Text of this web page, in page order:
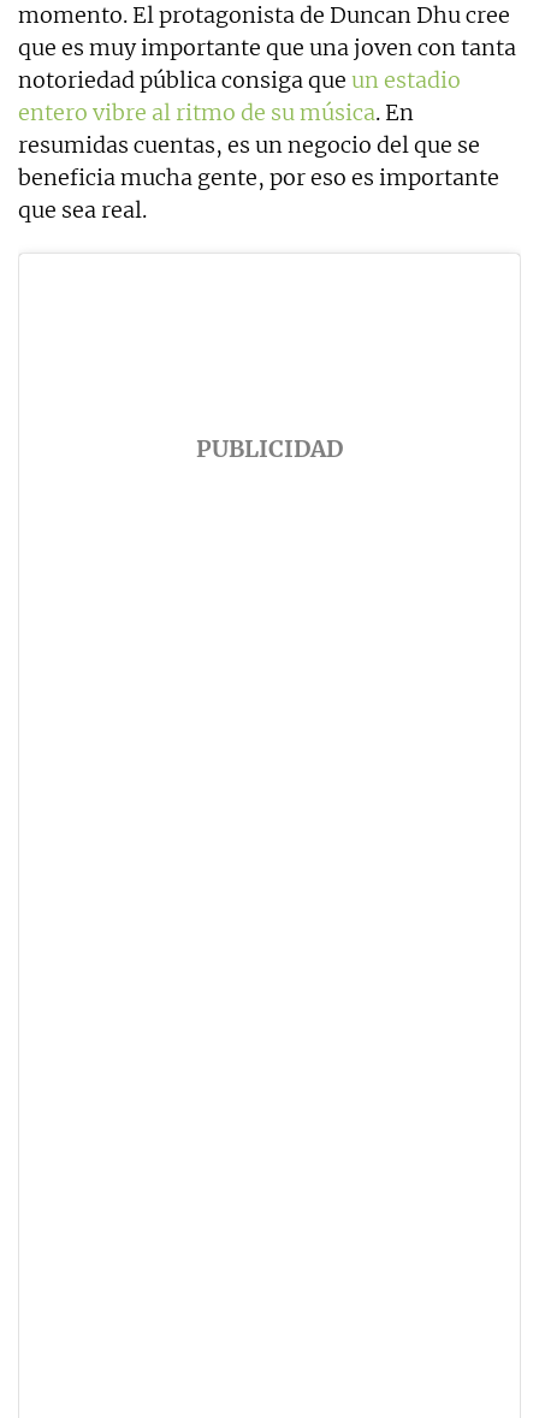
momento. El protagonista de Duncan Dhu cree
que es muy importante que una joven con tanta
notoriedad pública consiga que un estadio
entero vibre al ritmo de su música. En
resumidas cuentas, es un negocio del que se
beneficia mucha gente, por eso es importante
que sea real.